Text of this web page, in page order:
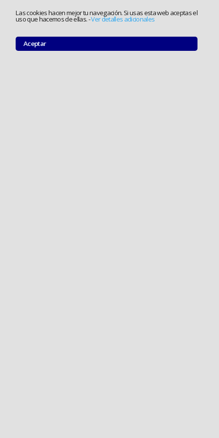
Las cookies hacen mejor tu navegación. Si usas esta web aceptas el
uso que hacemos de ellas.-Ver detalles adicionales
Aceptar